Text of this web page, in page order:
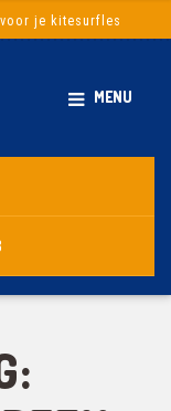
je kitesurfles
MENU